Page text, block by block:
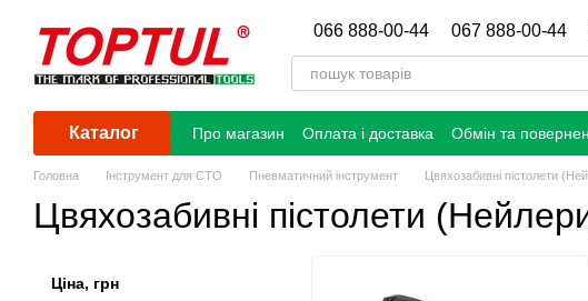
066 888-00-44 067 888-00-44
Каталог Про магазин Оплата і доставка Обмін та
Головна Інструмент для СТО Пневматичний інструмент Цвяхозабивні пістолети
Цвяхозабивні пістолети
Ціна, грн